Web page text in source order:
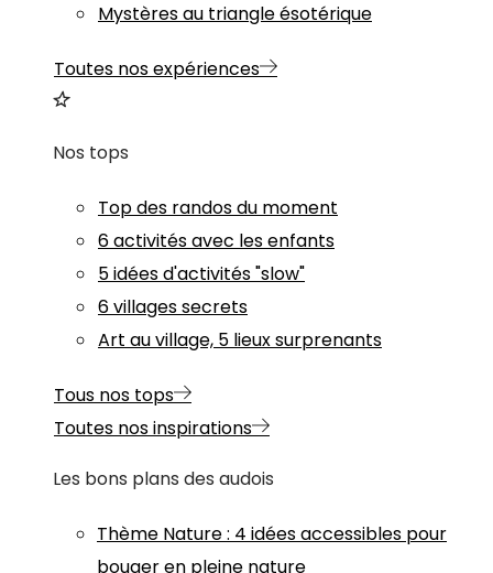
Mystères au triangle ésotérique
Toutes nos expériences
Nos tops
Top des randos du moment
6 activités avec les enfants
5 idées d'activités "slow"
6 villages secrets
Art au village, 5 lieux surprenants
Tous nos tops
Toutes nos inspirations
Les bons plans des audois
Thème Nature: 4 idées accessibles pour
bouger en pleine nature